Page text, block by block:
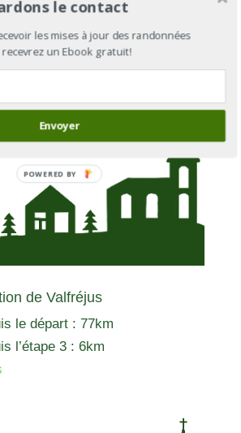
l’étape 2 : 14km
de Valfréjus
le départ : 77km
l’étape 3 : 6km
le contact
les mises à jour des randonnées
un Ebook gratuit!
Envoyer